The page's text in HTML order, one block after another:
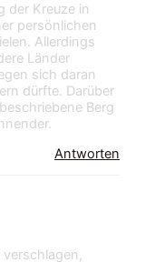
der Kreuze in
persönlichen
Allerdings
Länder
sich daran
dürfte. Darüber
Berg
Antworten
verschlagen,